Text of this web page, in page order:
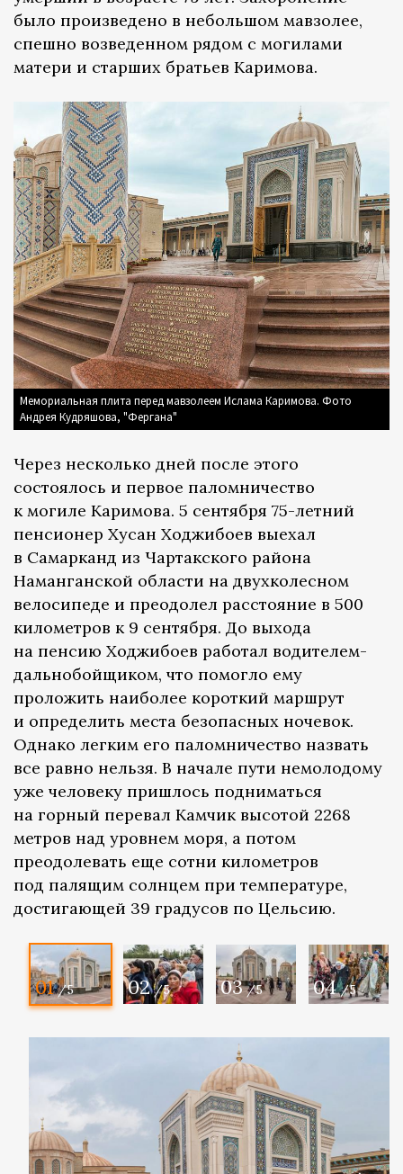
было произведено в небольшом мавзолее,
спешно возведенном рядом с могилами
матери и старших братьев Каримова.
Мемориальная плита перед мавзолеем Ислама Каримова. Фото
Андрея Кудряшова, "Фергана"
Через несколько дней после этого
состоялось и первое паломничество
к могиле Каримова. 5 сентября 75-летний
пенсионер Хусан Ходжибоев выехал
в Самарканд из Чартакского района
Наманганской области на двухколесном
велосипеде и преодолел расстояние в 500
километров к 9 сентября. До выхода
на пенсию Ходжибоев работал водителем-
дальнобойщиком, что помогло ему
проложить наиболее короткий маршрут
и определить места безопасных ночевок.
Однако легким его паломничество назвать
все равно нельзя. В начале пути немолодому
уже человеку пришлось подниматься
на горный перевал Камчик высотой 2268
метров над уровнем моря, а потом
преодолевать еще сотни километров
под палящим солнцем при температуре,
достигающей 39 градусов по Цельсию.
01 /5 02 /5 03 /5 04 /5